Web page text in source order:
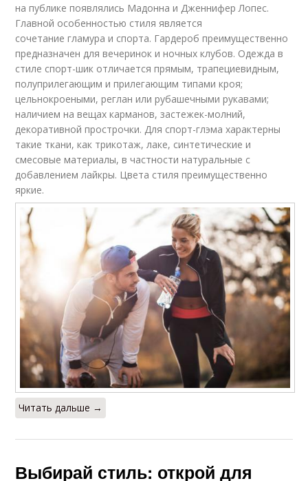
на публике появлялись Мадонна и Дженнифер Лопес.
Главной особенностью стиля является
сочетание гламура и спорта. Гардероб преимущественно
предназначен для вечеринок и ночных клубов. Одежда в
стиле спорт-шик отличается прямым, трапециевидным,
полуприлегающим и прилегающим типами кроя;
цельнокроеными, реглан или рубашечными рукавами;
наличием на вещах карманов, застежек-молний,
декоративной прострочки. Для спорт-глэма характерны
такие ткани, как трикотаж, лаке, синтетические и
смесовые материалы, в частности натуральные с
добавлением лайкры. Цвета стиля преимущественно
яркие.
Читать дальше →
Выбирай стиль: открой для